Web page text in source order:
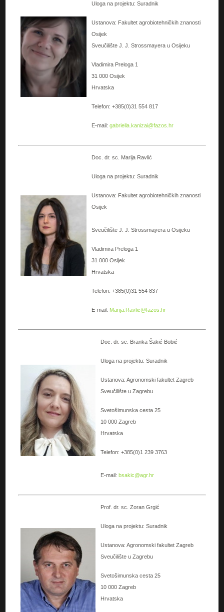
Uloga na projektu: Suradnik
Ustanova: Fakultet agrobiotehničkih znanosti
Osijek
Sveučilište J. J. Strossmayera u Osijeku
Vladimira Preloga 1
31 000 Osijek
Hrvatska
Telefon: +385(0)31 554 817
E-mail:gabriella.kanizai@fazos.hr
Doc. dr. sc. Marija Ravlić
Uloga na projektu: Suradnik
Ustanova: Fakultet agrobiotehničkih znanosti
Osijek
Sveučilište J. J. Strossmayera u Osijeku
Vladimira Preloga 1
31 000 Osijek
Hrvatska
Telefon: +385(0)31 554 837
E-mail: Marija.Ravlic@fazos.hr
Doc. dr. sc. Branka Šakić Bobić
Uloga na projektu: Suradnik
Ustanova: Agronomski fakultet Zagreb
Sveučilište u Zagrebu
Svetošimunska cesta 25
10 000 Zagreb
Hrvatska
Telefon: +385(0)1 239 3763
E-mail:bsakic@agr.hr
Prof. dr. sc. Zoran Grgić
Uloga na projektu: Suradnik
Ustanova: Agronomski fakultet Zagreb
Sveučilište u Zagrebu
Svetošimunska cesta 25
10 000 Zagreb
Hrvatska